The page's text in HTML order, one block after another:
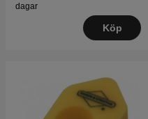
dagar
Köp